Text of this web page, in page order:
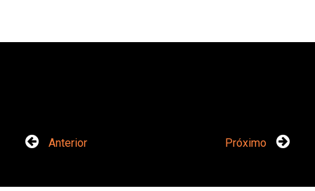
Anterior Próximo